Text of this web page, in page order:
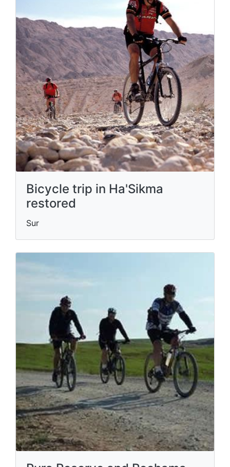
Bicycle trip in Ha'Sikma
restored
Sur